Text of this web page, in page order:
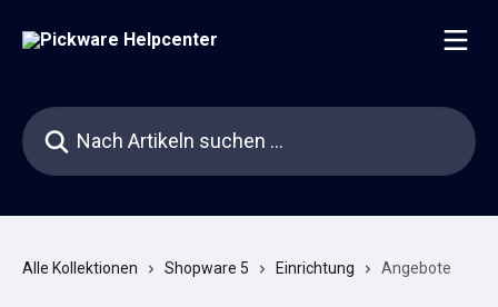
Nach Artikeln suchen …
Alle Kollektionen Shopware 5 Einrichtung Angebote